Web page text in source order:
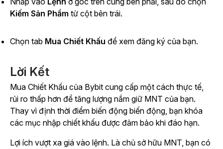
Kiếm Sản Phẩm từ cột bên trái.
Chọn tab Mua Chiết Khấu để xem đăng ký của bạn.
Lời Kết
Mua Chiết Khấu của Bybit cung cấp một cách thực tế,
rủi ro thấp hơn để tăng lượng nắm giữ MNT của bạn.
Thay vì định thời điểm biến động biến động, bạn khóa
các mục nhập chiết khấu được đảm bảo khi đáo hạn.
Lợi ích vượt xa giá vào lệnh. Là chủ sở hữu MNT, bạn có